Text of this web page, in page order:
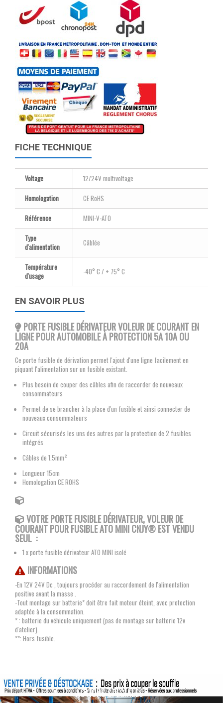
FICHE TECHNIQUE
Voltage
12/24V multivoltage
Homologation
CE RoHS
Référence
MINI-V-ATO
Type
d'alimentation
Câblée
Température
d'usage
-40° C / + 75° C
EN SAVOIR PLUS
PORTE FUSIBLE DÉRIVATEUR VOLEUR DE COURANT EN
LIGNE POUR AUTOMOBILE À PROTECTION 5A 10A OU
20A
Ce porte fusible de dérivation permet l'ajout d'une ligne facilement en
piquant l'alimentation sur un fusible existant.
Plus besoin de couper des câbles afin de raccorder de nouveaux
consommateurs
Permet de se brancher à la place d'un fusible et ainsi connecter de
nouveaux consommateurs
Circuit sécurisés les uns des autres par la protection de 2 fusibles
intégrés
Câbles de 1.5mm²
Longueur 15cm
Homologation CE ROHS
VOTRE PORTE FUSIBLE DÉRIVATEUR, VOLEUR DE
COURANT POUR FUSIBLE ATO MINICNJY®EST VENDU
SEUL :
1 x porte fusible dérivateur ATO MINI isolé
INFORMATIONS
-En 12V 24V Dc , toujours procéder au raccordement de l'alimentation
positive avant la masse .
-Tout montage sur batterie* doit être fait moteur éteint, avec protection
adaptée à la consommation.
* : batterie du véhicule uniquement (pas de montage sur batterie 12v
d'atelier).
**: Hors fusible.
ACTIONS SPÉCIALES